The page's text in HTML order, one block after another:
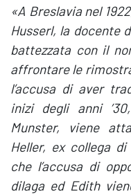
«A Breslavia nel
Husserl, la docente
battezzata con il
affrontare le
l’accusa di aver
inizi degli anni
Munster, viene
Heller, ex collega
che l’accusa di
dilaga ed Edith